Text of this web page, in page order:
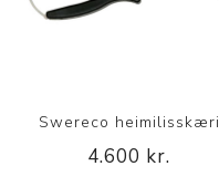
Swereco heimilisskæri
4.600 kr.